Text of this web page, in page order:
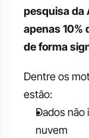
pesquisa da
apenas 10%
de forma
Dentre os
estão:
Dados não
nuvem